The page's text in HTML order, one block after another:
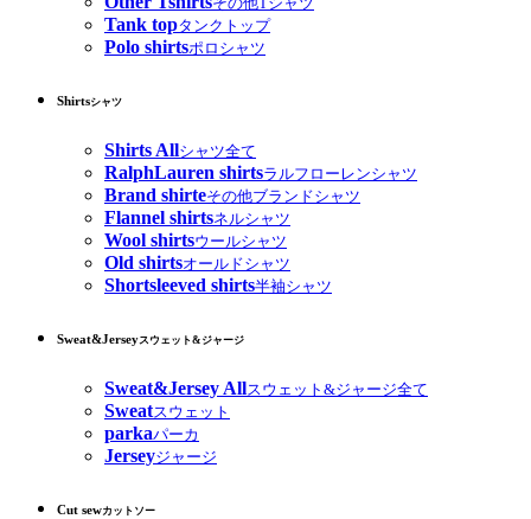
Tank topタンクトップ
Polo shirtsポロシャツ
Shirtsシャツ
Shirts Allシャツ全て
RalphLauren shirtsラルフローレンシャツ
Brand shirteその他ブランドシャツ
Flannel shirtsネルシャツ
Wool shirtsウールシャツ
Old shirtsオールドシャツ
Shortsleeved shirts半袖シャツ
Sweat&Jerseyスウェット&ジャージ
Sweat&Jersey Allスウェット&ジャージ全て
Sweatスウェット
parkaパーカ
Jerseyジャージ
Cut sewカットソー